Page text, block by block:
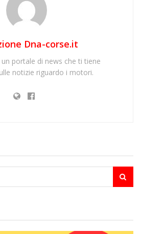
Dna-corse.it
portale di news che ti tiene
notizie riguardo i motori.